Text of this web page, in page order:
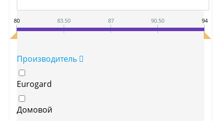
80 83.50 87 90.50 94
Производитель
Eurogard
Домовой